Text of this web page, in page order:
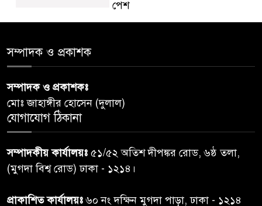
পেশ
৫
ঝড়বৃষ্টির পূর্বাভাস
৬
অনুশ্রীর, মিলল হারমোনিয়াম
উপহার
৭
২০ আগস্ট রাষ্ট্রপতি নির্বাচন,
সম্পাদক ও প্রকাশক
সম্পাদক ও প্রকাশকঃ
মোঃ জাহাঙ্গীর হোসেন (দুলাল)
যোগাযোগ ঠিকানা
সম্পাদকীয় কার্যালয়ঃ ৫১/৫২ অতিশ দীপঙ্কর রোড, ৬ষ্ঠ তলা,
(মুগদা বিশ্ব রোড) ঢাকা - ১২১৪।
প্রাকাশিত কার্যালয়ঃ৬০ নং দক্ষিন মুগদা পাড়া, ঢাকা - ১২১৪